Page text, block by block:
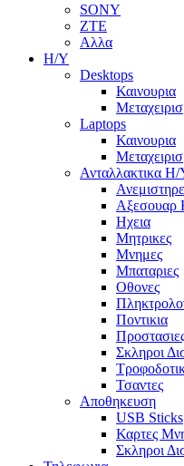
SONY
ZTE
Αλλα
Η/Υ
Desktops
Καινουρια
Laptops
Καινουρια
Ανταλλακτικα H/
Αξεσουαρ
Ηχεια
Μητρικες
Μνημες
Μπαταριες
Οθονες
Ποντικια
Σκληροι
Τσαντες
Αποθηκευση
USB Sticks
Καρτες
Σκληροι